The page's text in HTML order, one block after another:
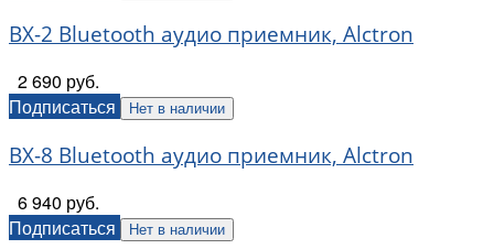
BX-2 Bluetooth аудио приемник, Alctron
2 690 руб.
Подписаться
Нет в наличии
BX-8 Bluetooth аудио приемник, Alctron
6 940 руб.
Подписаться
Нет в наличии